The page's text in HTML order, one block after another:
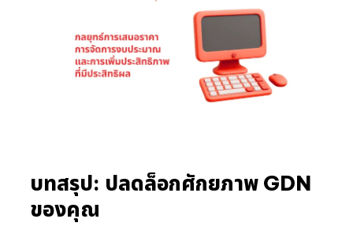
บทสรุป: ปลดล็อกศักยภาพ GDN
ของคุณ